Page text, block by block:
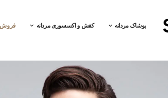
پوشاک مردانه کفش و اکسسوری مردانه فروش